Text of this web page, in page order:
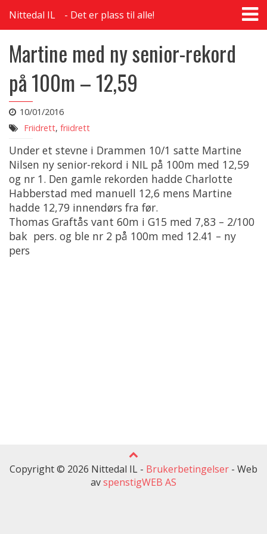
Nittedal IL Det er plass til alle!
Martine med ny senior-rekord
på 100m – 12,59
10/01/2016
Friidrett, friidrett
Under et stevne i Drammen 10/1 satte Martine
Nilsen ny senior-rekord i NIL på 100m med 12,59
og nr 1. Den gamle rekorden hadde Charlotte
Habberstad med manuell 12,6 mens Martine
hadde 12,79 innendørs fra før.
Thomas Graftås vant 60m i G15 med 7,83 – 2/100
bak pers. og ble nr 2 på 100m med 12.41 – ny
pers
Copyright © 2026 Nittedal IL - Brukerbetingelser - Web
avspenstigWEB AS